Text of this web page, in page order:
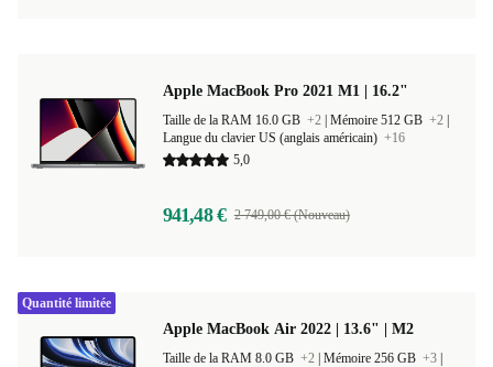
Apple MacBook Pro 2021 M1 | 16.2"
Taille de la RAM 16.0 GB +2 Mémoire 512 GB +2
Langue du clavier US (anglais américain) +16
5,0
941,48 € 2 749,00 € (Nouveau)
Apple MacBook Air 2022 | 13.6" | M2
Taille de la RAM 8.0 GB +2 Mémoire 256 GB +3
Quantité limitée